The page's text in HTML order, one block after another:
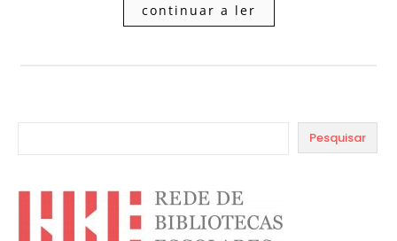
continuar a ler
Pesquisar